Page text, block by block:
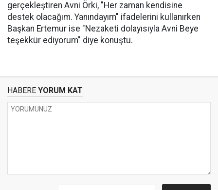
gerçekleştiren Avni Örki, "Her zaman kendisine
destek olacağım. Yanındayım" ifadelerini kullanırken
Başkan Ertemur ise "Nezaketi dolayısıyla Avni Beye
teşekkür ediyorum" diye konuştu.
HABERE YORUM KAT